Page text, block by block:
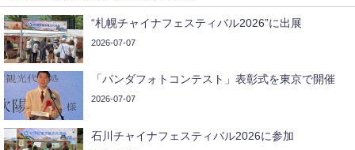
“札幌チャイナフェスティバル2026”に出展
2026-07-07
「パンダフォトコンテスト」表彰式を東京で開催
2026-07-07
石川チャイナフェスティバル2026に参加